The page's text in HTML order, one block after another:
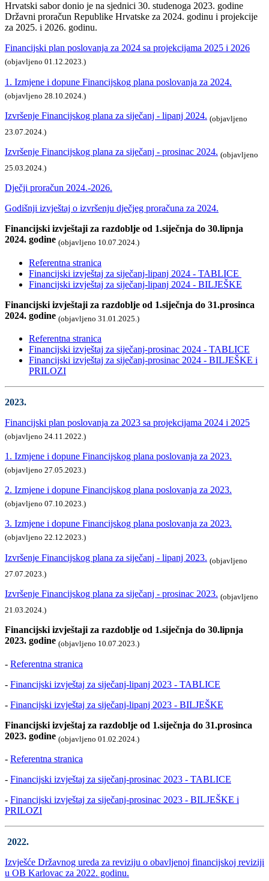
Hrvatski sabor donio je na sjednici 30. studenoga 2023. godine
Državni proračun Republike Hrvatske za 2024. godinu i projekcije
za 2025. i 2026. godinu.
Financijski plan poslovanja za 2024 sa projekcijama 2025 i 2026
(objavljeno 01.12.2023.)
1. Izmjene i dopune Financijskog plana poslovanja za 2024.
(objavljeno 28.10.2024.)
Izvršenje Financijskog plana za siječanj - lipanj 2024. (objavljeno
23.07.2024.)
Izvršenje Financijskog plana za siječanj - prosinac 2024. (objavljeno
25.03.2024.)
Dječji proračun 2024.-2026.
Godišnji izvještaj o izvršenju dječjeg proračuna za 2024.
Financijski izvještaji za razdoblje od 1.siječnja do 30.lipnja
2024. godine (objavljeno 10.07.2024.)
Referentna stranica
Financijski izvještaj za siječanj-lipanj 2024 - TABLICE
Financijski izvještaj za siječanj-lipanj 2024 - BILJEŠKE
Financijski izvještaji za razdoblje od 1.siječnja do 31.prosinca
2024. godine (objavljeno 31.01.2025.)
Referentna stranica
Financijski izvještaj za siječanj-prosinac 2024 - TABLICE
Financijski izvještaj za siječanj-prosinac 2024 - BILJEŠKE i
PRILOZI
2023.
Financijski plan poslovanja za 2023 sa projekcijama 2024 i 2025
(objavljeno 24.11.2022.)
1. Izmjene i dopune Financijskog plana poslovanja za 2023.
(objavljeno 27.05.2023.)
2. Izmjene i dopune Financijskog plana poslovanja za 2023.
(objavljeno 07.10.2023.)
3. Izmjene i dopune Financijskog plana poslovanja za 2023.
(objavljeno 22.12.2023.)
Izvršenje Financijskog plana za siječanj - lipanj 2023. (objavljeno
27.07.2023.)
Izvršenje Financijskog plana za siječanj - prosinac 2023. (objavljeno
21.03.2024.)
Financijski izvještaji za razdoblje od 1.siječnja do 30.lipnja
2023. godine (objavljeno 10.07.2023.)
- Referentna stranica
- Financijski izvještaj za siječanj-lipanj 2023 - TABLICE
- Financijski izvještaj za siječanj-lipanj 2023 - BILJEŠKE
Financijski izvještaj za razdoblje od 1.siječnja do 31.prosinca
2023. godine (objavljeno 01.02.2024.)
- Referentna stranica
- Financijski izvještaj za siječanj-prosinac 2023 - TABLICE
- Financijski izvještaj za siječanj-prosinac 2023 - BILJEŠKE i
PRILOZI
2022.
Izvješće Državnog ureda za reviziju o obavljenoj financijskoj reviziji
u OB Karlovac za 2022. godinu.